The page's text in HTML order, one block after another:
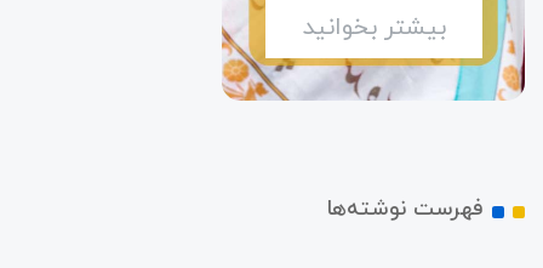
بیشتر بخوانید
فهرست نوشته‌ها